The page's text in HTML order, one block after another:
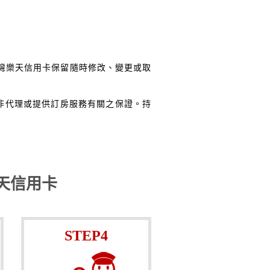
樂天信用卡保留隨時修改、變更或取
理或提供訂房服務有關之保證。持
信用卡
STEP4